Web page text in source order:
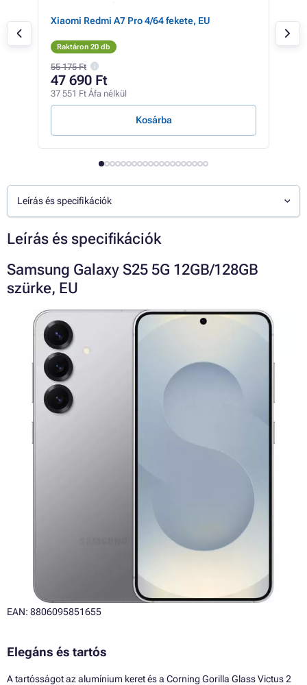
Xiaomi Redmi A7 Pro 4/64 fekete, EU
Raktáron 20 db
55 175 Ft
47 690 Ft
37 551 Ft Áfa nélkül
Kosárba
Leírás és specifikációk
Leírás és specifikációk
Samsung Galaxy S25 5G 12GB/128GB
szürke, EU
EAN: 8806095851655
Elegáns és tartós
A tartósságot az alumínium keret és a Corning Gorilla Glass Victus 2